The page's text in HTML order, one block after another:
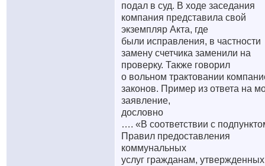
подал в суд. В ходе заседания
компания представила свой
экземпляр Акта, где
были исправления, в частности
замену счетчика заменили на
проверку. Также говорил
о вольном трактовании
законов. Пример из ответа на
заявление,
дословно
…. «В соответствии с
Правил предоставления
коммунальных
услуг гражданам, утвержденных